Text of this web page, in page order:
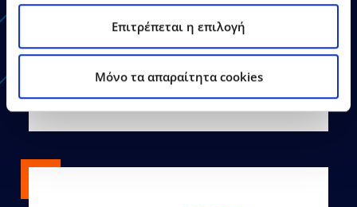
Επιτρέπεται η επιλογή
Mόνο τα απαραίτητα cookies
Δείτε Περισσότερα